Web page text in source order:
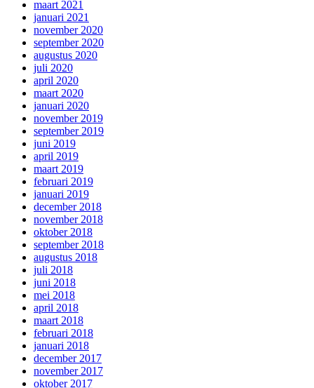
maart 2021
januari 2021
november 2020
september 2020
augustus 2020
juli 2020
april 2020
maart 2020
januari 2020
november 2019
september 2019
juni 2019
april 2019
maart 2019
februari 2019
januari 2019
december 2018
november 2018
oktober 2018
september 2018
augustus 2018
juli 2018
juni 2018
mei 2018
april 2018
maart 2018
februari 2018
januari 2018
december 2017
november 2017
oktober 2017